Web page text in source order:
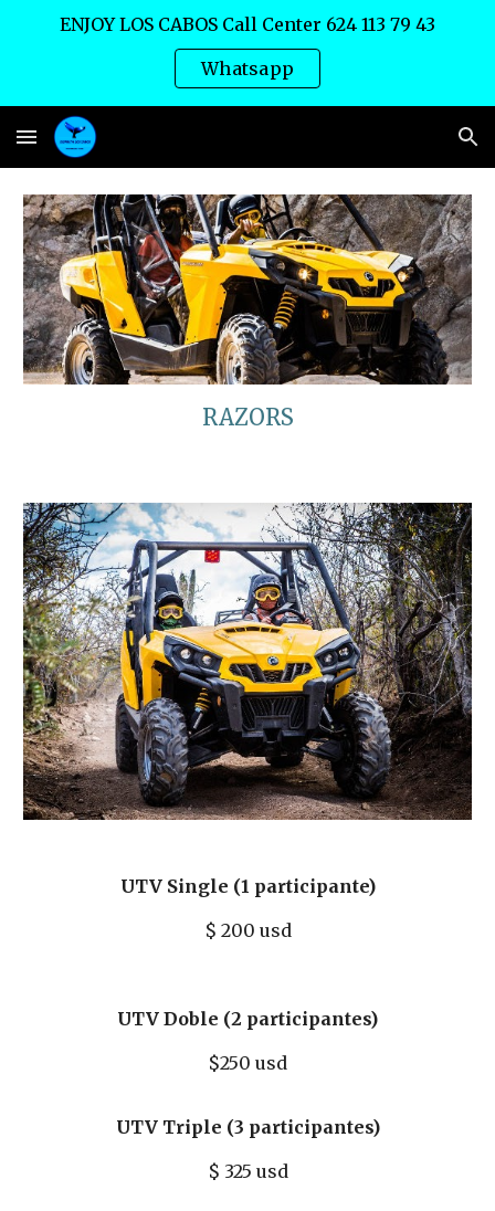
Skip to main content
ENJOY LOS CABOS Call Center 624 113 79 43
Whatsapp
RAZORS
UTV Single (1 participante)
$ 200 usd
UTV Doble (2 participantes)
$250 usd
UTV Triple (3 participantes)
$ 325 usd